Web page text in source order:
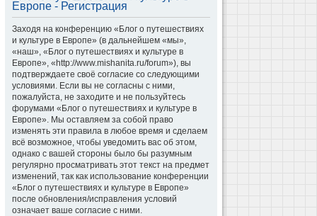
Европе - Регистрация
Заходя на конференцию «Блог о путешествиях
и культуре в Европе» (в дальнейшем «мы»,
«наш», «Блог о путешествиях и культуре в
Европе», «http://www.mishanita.ru/forum»), вы
подтверждаете своё согласие со следующими
условиями. Если вы не согласны с ними,
пожалуйста, не заходите и не пользуйтесь
форумами «Блог о путешествиях и культуре в
Европе». Мы оставляем за собой право
изменять эти правила в любое время и сделаем
всё возможное, чтобы уведомить вас об этом,
однако с вашей стороны было бы разумным
регулярно просматривать этот текст на предмет
изменений, так как использование конференции
«Блог о путешествиях и культуре в Европе»
после обновления/исправления условий
означает ваше согласие с ними.